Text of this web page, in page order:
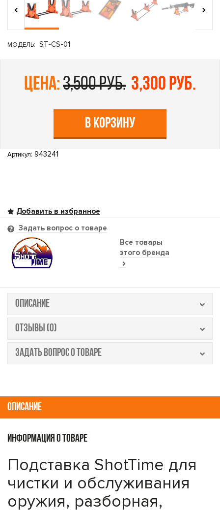
‹
›
МОДЕЛЬ: ST-CS-01
цена:3,500 руб. 3,300 руб.
В КОРЗИНУ
Артикул: 943241
Все товары
этого бренда
Задать вопрос о товаре
ОПИСАНИЕ
ОТЗЫВЫ (0)
ЗАДАТЬ ВОПРОС О ТОВАРЕ
ОПИСАНИЕ
ИНФОРМАЦИЯ О ТОВАРЕ
Подставка ShotTime для
чистки и обслуживания
оружия, разборная,